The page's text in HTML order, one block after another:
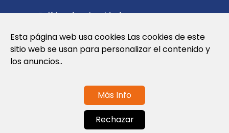
Política de privacidad
Política de cookies
Nota Legal y Condiciones de Uso de la
Contáctanos
Esta página web usa cookies Las cookies de este
sitio web se usan para personalizar el contenido y
los anuncios..
Más Info
Rechazar